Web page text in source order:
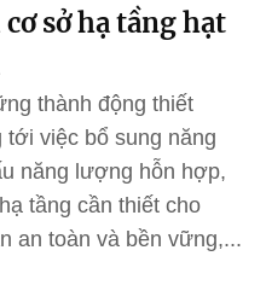
sở hạ tầng hạt
thành động thiết
việc bổ sung năng
năng lượng hỗn hợp,
tầng cần thiết cho
an toàn và bền vững,...